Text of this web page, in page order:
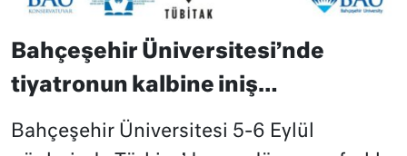
Bahçeşehir Üniversitesi’nde
tiyatronun kalbine iniş…
Bahçeşehir Üniversitesi 5-6 Eylül